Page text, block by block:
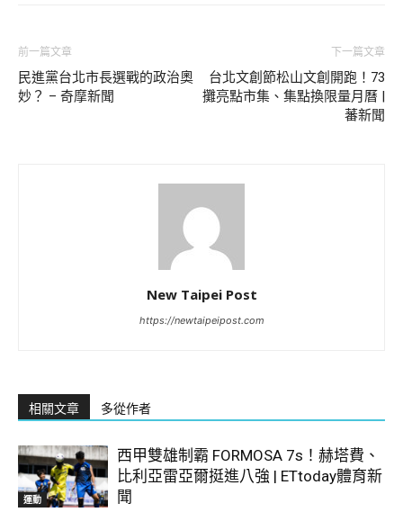
前一篇文章
民進黨台北市長選戰的政治奧
妙？ – 奇摩新聞
下一篇文章
台北文創節松山文創開跑！73
攤亮點市集、集點換限量月曆 |
蕃新聞
New Taipei Post
https://newtaipeipost.com
相關文章 多從作者
運動
西甲雙雄制霸 FORMOSA 7s！赫塔費、
比利亞雷亞爾挺進八強 | ETtoday體育新
聞